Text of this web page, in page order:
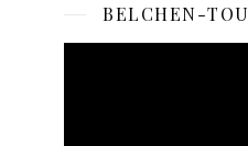
BELCHEN-